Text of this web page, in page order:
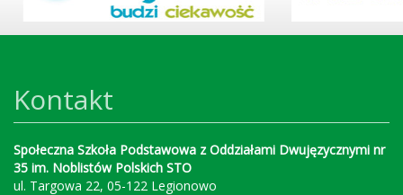
Kontakt
Społeczna Szkoła Podstawowa z Oddziałami Dwujęzycznymi nr
35 im. Noblistów Polskich STO
ul. Targowa 22, 05-122 Legionowo